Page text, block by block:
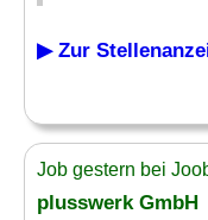
▶ Zur
Job gestern bei
plusswerk GmbH